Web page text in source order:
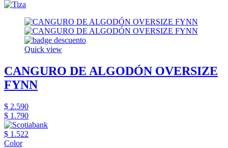
Quick view
CANGURO DE ALGODÓN OVERSIZE
FYNN
$ 2.590
$ 1.790
$ 1.522
Color